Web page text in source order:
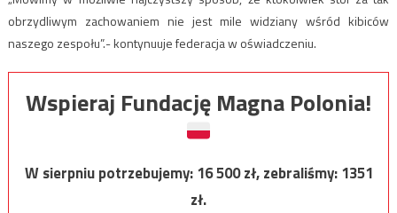
obrzydliwym zachowaniem nie jest mile widziany wśród kibiców
naszego zespołu”.- kontynuuje federacja w oświadczeniu.
Wspieraj Fundację Magna Polonia!
W sierpniu potrzebujemy:16 500zł, zebraliśmy:1351
zł.